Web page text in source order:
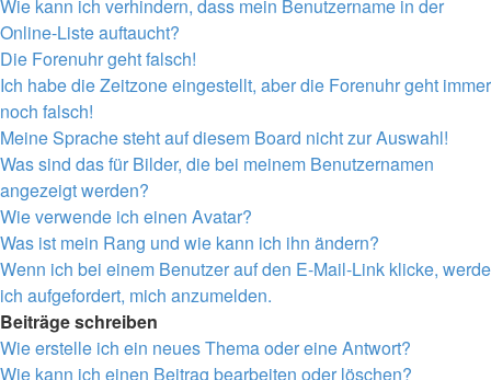
Wie kann ich verhindern, dass mein Benutzername in der
Online-Liste auftaucht?
Die Forenuhr geht falsch!
Ich habe die Zeitzone eingestellt, aber die Forenuhr geht immer
noch falsch!
Meine Sprache steht auf diesem Board nicht zur Auswahl!
Was sind das für Bilder, die bei meinem Benutzernamen
angezeigt werden?
Wie verwende ich einen Avatar?
Was ist mein Rang und wie kann ich ihn ändern?
Wenn ich bei einem Benutzer auf den E-Mail-Link klicke, werde
ich aufgefordert, mich anzumelden.
Beiträge schreiben
Wie erstelle ich ein neues Thema oder eine Antwort?
Wie kann ich einen Beitrag bearbeiten oder löschen?